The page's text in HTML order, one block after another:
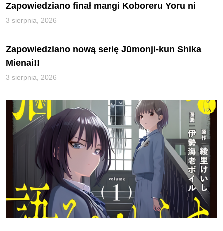
Zapowiedziano finał mangi Koboreru Yoru ni
3 sierpnia, 2026
Zapowiedziano nową serię Jūmonji-kun Shika
Mienai!!
3 sierpnia, 2026